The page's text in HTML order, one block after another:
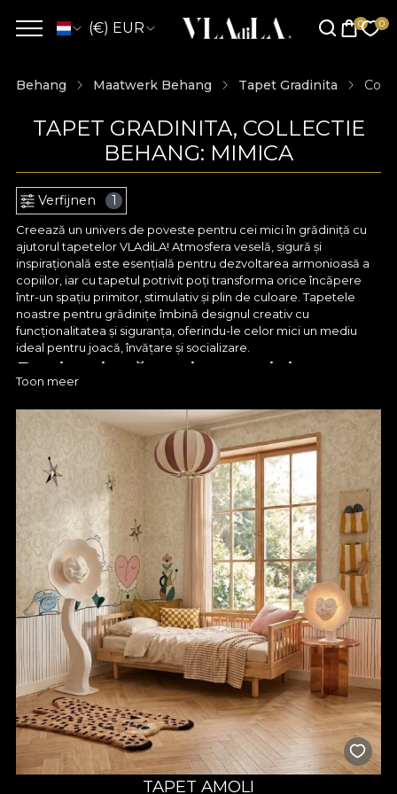
(€) EUR
Behang Maatwerk Behang Tapet Gradinita
TAPET GRADINITA, COLLECTIE
BEHANG: MIMICA
Verfijnen 1
Creează un univers de poveste pentru cei mici în grădiniță cu
ajutorul tapetelor VLAdiLA! Atmosfera veselă, sigură și
inspirațională este esențială pentru dezvoltarea armonioasă a
copiilor, iar cu tapetul potrivit poți transforma orice încăpere
într-un spațiu primitor, stimulativ și plin de culoare. Tapetele
noastre pentru grădinițe îmbină designul creativ cu
funcționalitatea și siguranța, oferindu-le celor mici un mediu
ideal pentru joacă, învățare și socializare.
Design jucăuș și tematici
Tapetele pentru grădinițe propuse de VLAdiLA sunt gândite
pentru a sprijini procesul educativ încă de la primii pași. De la
peisaje fantastice și personaje prietenoase până la forme, litere
și animale, design-urile noastre stimulează curiozitatea și
imaginația. Sunt perfecte pentru săli de joacă, dormitoare, săli
de clasă sau zone de relaxare – fiecare colț poate deveni o
sursă de inspirație pentru activități educative sau creative.
Modelele sunt versatile și pot fi adaptate atât pentru
grădinițele de stat, cât și pentru cele private, păstrând un
echilibru între estetică și funcționalitate.
Materiale sigure și montaj facil
La VLAdiLA, siguranța copiilor este prioritară. Tapetele noastre
pentru grădiniță sunt realizate din materiale ecologice,
certificate, fără substanțe toxice, ideale pentru spații frecvent
utilizate de copii. Sunt lavabile, durabile și ușor de întreținut –
perfecte pentru un mediu activ și dinamic. Aplicarea este
rapidă, fără dificultăți, astfel încât procesul de amenajare să fie
cât mai eficient. Poți schimba aspectul unei grădinițe întregi
fără efort, iar rezultatul va fi un spațiu care inspiră încredere,
bucurie și siguranță.
Toon meer
TAPET AMOLI